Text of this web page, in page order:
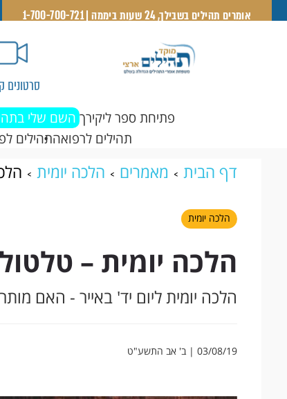
אומרים תהילים בשבילך, 24 שעות ביממה | 1-700-700-721
סרטונים
פתיחת ספר ליקירך השם שלי
תהילים לרפואהתהילים
דף הבית מאמרים הלכה יומית
הלכה יומית
הלכה יומית –
הלכה יומית ליום יד' באייר - האם
03/08/19 | ב' אב התשע"ט